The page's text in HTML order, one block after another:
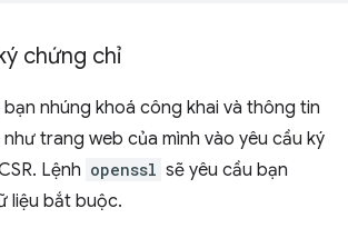
chứng chỉ
nhúng khoá công khai và thông tin
trang web của mình vào yêu cầu ký
Lệnh openssl sẽ yêu cầu bạn
liệu bắt buộc.